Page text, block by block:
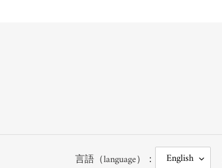
L
A
言語（language）： English